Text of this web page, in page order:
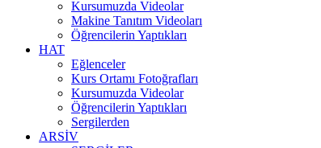
Kursumuzda Videolar
Makine Tanıtım Videoları
Öğrencilerin Yaptıkları
HAT
Eğlenceler
Kurs Ortamı Fotoğrafları
Kursumuzda Videolar
Öğrencilerin Yaptıkları
Sergilerden
ARSİV